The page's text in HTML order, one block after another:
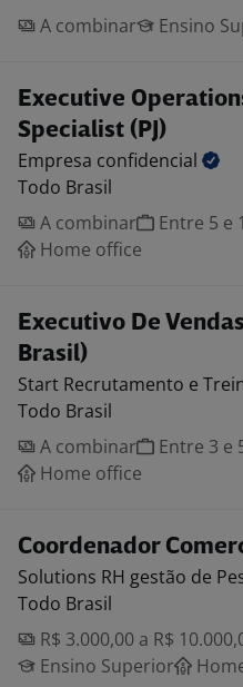
A combinar
Ensino
Executive
Specialist (PJ)
Empresa confidencial
Todo Brasil
A combinar
Entre 5 e
Home office
Executivo De
Brasil)
Start Recrutamento e
Todo Brasil
A combinar
Entre 3 e
Home office
Coordenador
Solutions RH gestão de
Todo Brasil
R$ 3.000,00 a R$
Ensino Superior